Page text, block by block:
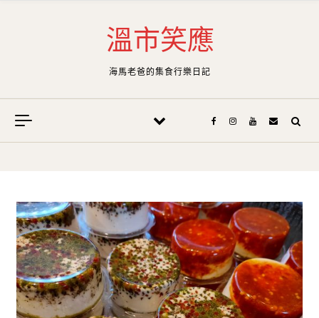
溫市笑應
海馬老爸的集食行樂日記